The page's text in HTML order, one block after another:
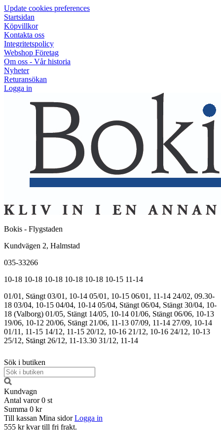
Update cookies preferences
Startsidan
Köpvillkor
Kontakta oss
Integritetspolicy
Webshop Företag
Om oss - Vår historia
Nyheter
Returansökan
Logga in
Bokis - Flygstaden
Kundvägen 2, Halmstad
035-33266
10-18 10-18 10-18 10-18 10-18 10-15 11-14
01/01, Stängt 03/01, 10-14 05/01, 10-15 06/01, 11-14 24/02, 09.30-
18 03/04, 10-15 04/04, 10-14 05/04, Stängt 06/04, Stängt 30/04, 10-
18 (Valborg) 01/05, Stängt 14/05, 10-14 01/06, Stängt 06/06, 10-13
19/06, 10-12 20/06, Stängt 21/06, 11-13 07/09, 11-14 27/09, 10-14
01/11, 11-15 14/12, 11-15 20/12, 10-16 21/12, 10-16 24/12, 10-13
25/12, Stängt 26/12, 11-13.30 31/12, 11-14
Sök i butiken
Kundvagn
Antal varor 0 st
Summa 0 kr
Till kassan Mina sidor Logga in
555 kr kvar till fri frakt.